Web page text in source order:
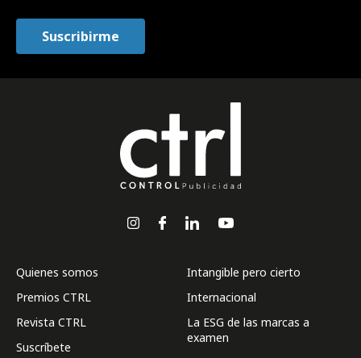
Quienes somos
Premios CTRL
Revista CTRL
Suscríbete
Intangible pero cierto
Internacional
La ESG de las marcas a
examen